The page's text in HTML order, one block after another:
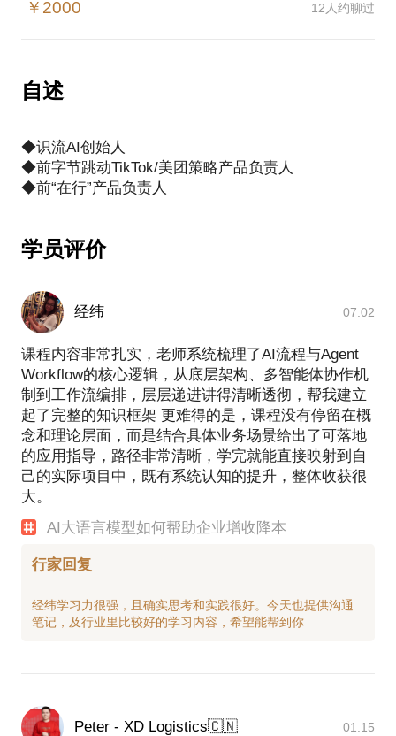
设计思维，后经由Google改善，且于其内部实践并广
它包含的5个阶段是：提问选着力点，列出备选方案，
design sprint 通常耗时5天，为了让大家快速体验，我
们会把这个培训控制在更短的时间完成（如1天）。
Design Sprint 精髓是帮助企业内部员工，学会互联网
￥2000 12人约聊过
自述
◆识流AI创始人
◆前字节跳动TikTok/美团策略产品负责人
学员评价
经纬 07.02
课程内容非常扎实，老师系统梳理了AI流程与Agent
Workflow的核心逻辑，从底层架构、多智能体协作机
制到工作流编排，层层递进讲得清晰透彻，帮我建立
起了完整的知识框架 更难得的是，课程没有停留在概
念和理论层面，而是结合具体业务场景给出了可落地
的应用指导，路径非常清晰，学完就能直接映射到自
己的实际项目中，既有系统认知的提升，整体收获很
大。
AI大语言模型如何帮助企业增收降本
行家回复
经纬学习力很强，且确实思考和实践很好。今天也提供沟通
Peter - XD Logistics🇨🇳 01.15